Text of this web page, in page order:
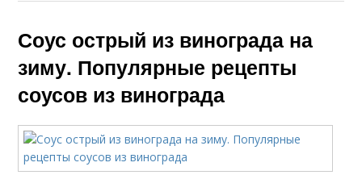
Соус острый из винограда на
зиму. Популярные рецепты
соусов из винограда